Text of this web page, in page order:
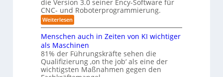
s
t
e
f
ü
r
R
i
n
r
ä
u
m
e
b
e
i
c
h
v
o
n
m
i
l
i
S
t
a
t
i
o
n
e
n
-
S
die Version 3.0 seiner Ency-Software für
CNC- und Roboterprogrammierung.
Weiterlesen:
P
ä
s
e
n
t
a
Menschen auch in Zeiten von KI wichtiger
als Maschinen
81% der Führungskräfte sehen die
Qualifizierung ‚on the job‘ als eine der
wichtigsten Maßnahmen gegen den